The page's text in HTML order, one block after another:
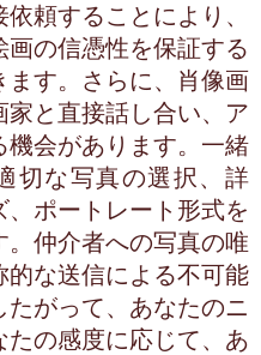
頼することにより、
画の信憑性を保証する
ます。さらに、肖像画
家と直接話し合い、ア
機会があります。一緒
切な写真の選択、詳
、ポートレート形式を
。仲介者への写真の唯
的な送信による不可能
たがって、あなたのニ
たの感度に応じて、あ